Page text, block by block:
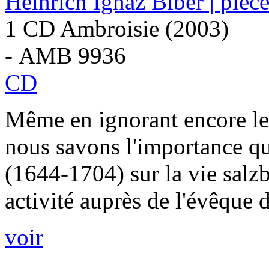
1 CD Ambroisie (2003)
- AMB 9936
CD
Même en ignorant encore
nous savons l'importance
(1644-1704) sur la vie
activité auprès de l'évêque
voir